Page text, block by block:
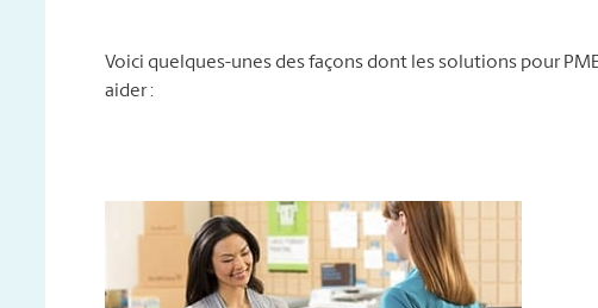
Voici quelques-unes des façons dont les solutions pour
aider :